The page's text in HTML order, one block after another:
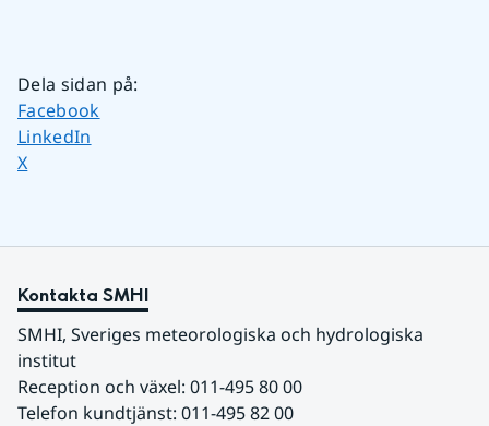
Dela sidan på:
Dela sidan på
Facebook
Dela sidan på
LinkedIn
Dela sidan på
X
Kontakta SMHI
SMHI, Sveriges meteorologiska och hydrologiska
institut
Reception och växel: 011-495 80 00
Telefon kundtjänst: 011-495 82 00